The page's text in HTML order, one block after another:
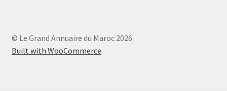
© Le Grand Annuaire du Maroc 2026
Built with WooCommerce.